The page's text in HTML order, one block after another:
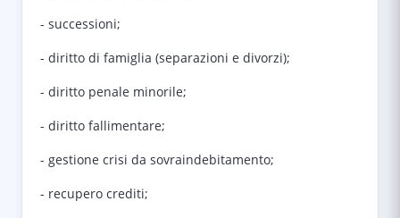
- successioni;
- diritto di famiglia (separazioni e divorzi);
- diritto penale minorile;
- diritto fallimentare;
- gestione crisi da sovraindebitamento;
- recupero crediti;